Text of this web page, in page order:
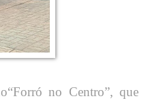
no Centro”, que